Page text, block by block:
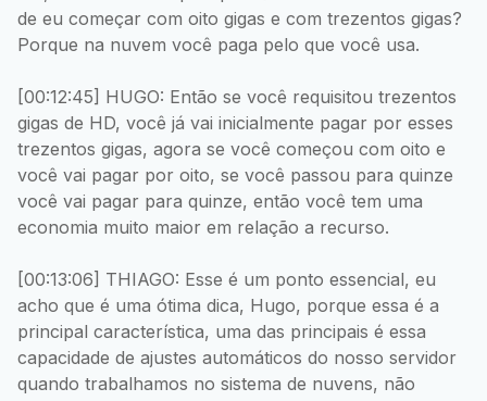
de eu começar com oito gigas e com trezentos gigas?
Porque na nuvem você paga pelo que você usa.
[00:12:45] HUGO: Então se você requisitou trezentos
gigas de HD, você já vai inicialmente pagar por esses
trezentos gigas, agora se você começou com oito e
você vai pagar por oito, se você passou para quinze
você vai pagar para quinze, então você tem uma
economia muito maior em relação a recurso.
[00:13:06] THIAGO: Esse é um ponto essencial, eu
acho que é uma ótima dica, Hugo, porque essa é a
principal característica, uma das principais é essa
capacidade de ajustes automáticos do nosso servidor
quando trabalhamos no sistema de nuvens, não